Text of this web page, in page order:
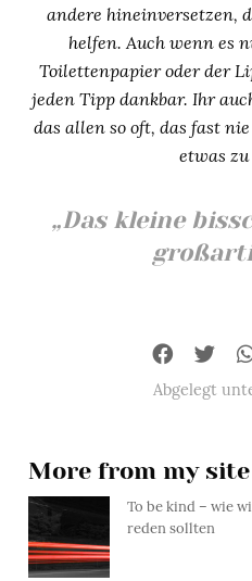
andere hineinversetzen,
helfen. Auch wenn es
Toilettenpapier oder der
jeden Tipp dankbar. Ihr
das allen so oft, das fast
etwas zu
„Das kleine
Abgelegt
More from my site
To be kind – wie
reden sollten